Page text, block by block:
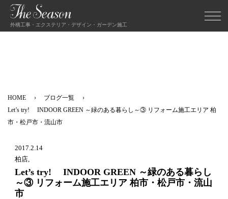
外構工事・エクステリア・デザイン・ガーデン施工
HOME
ブログ一覧
Let’s try! INDOOR GREEN ～緑のある暮らし～③ リフォーム施工エリア 柏
市・松戸市・流山市
2017.2.14
柏店,
Let’s try! INDOOR GREEN ～緑のある暮らし
～③ リフォーム施工エリア 柏市・松戸市・流山
市